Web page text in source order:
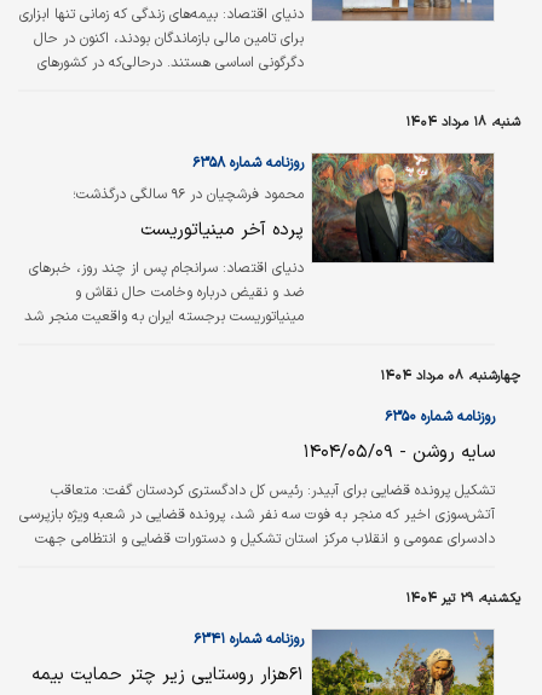
دنیای اقتصاد: بیمه‌های زندگی که زمانی تنها ابزاری
برای تامین مالی بازماندگان بودند، اکنون در حال
دگرگونی اساسی هستند. درحالی‌که در کشورهای
شنبه، ۱۸ مرداد ۱۴۰۴
محمود فرشچیان در ۹۶ سالگی درگذشت؛
روزنامه شماره ۶۳۵۸
پرده آخر مینیاتوریست
دنیای اقتصاد: سرانجام پس از چند روز، خبرهای
ضد و نقیض درباره وخامت حال نقاش و
مینیاتوریست برجسته ایران به واقعیت منجر شد
چهارشنبه، ۰۸ مرداد ۱۴۰۴
روزنامه شماره ۶۳۵۰
سایه روشن - ۱۴۰۴/۰۵/۰۹
تشکیل پرونده قضایی برای آبیدر: رئیس کل دادگستری کردستان گفت: متعاقب
آتش‌سوزی اخیر که منجر به فوت سه نفر شد، پرونده قضایی در شعبه ویژه بازپرسی
دادسرای عمومی و انقلاب مرکز استان تشکیل و دستورات قضایی و انتظامی جهت
یکشنبه، ۲۹ تیر ۱۴۰۴
روزنامه شماره ۶۳۴۱
۶۱‌هزار روستایی زیر چتر حمایت بیمه